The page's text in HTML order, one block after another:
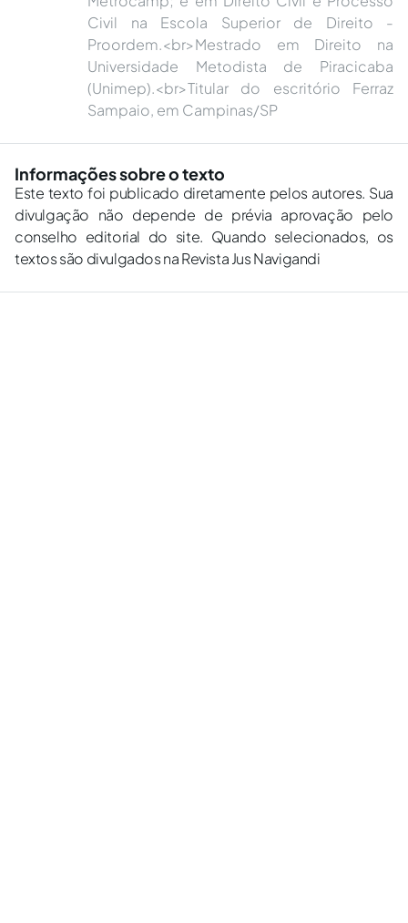
Civil na Escola Superior de Direito -
Proordem.<br>Mestrado em Direito na
Universidade Metodista de Piracicaba
(Unimep).<br>Titular do escritório Ferraz
Sampaio, em Campinas/SP
Informações sobre o texto
Este texto foi publicado diretamente pelos autores. Sua
divulgação não depende de prévia aprovação pelo
conselho editorial do site. Quando selecionados, os
textos são divulgados na Revista Jus Navigandi